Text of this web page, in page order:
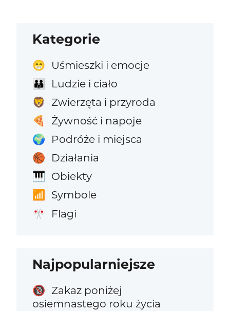
Kategorie
😁 Uśmieszki i emocje
👪 Ludzie i ciało
🦁 Zwierzęta i przyroda
🍕 Żywność i napoje
🌍 Podróże i miejsca
🏀 Działania
🎹 Obiekty
📶 Symbole
🎌 Flagi
Najpopularniejsze
🔞 Zakaz poniżej
osiemnastego roku życia